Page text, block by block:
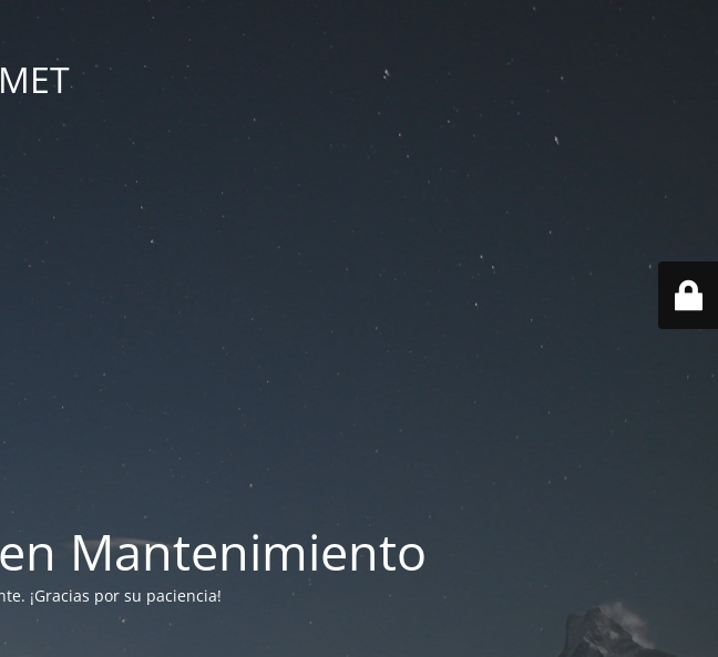
Mantenimiento
¡Gracias por su paciencia!